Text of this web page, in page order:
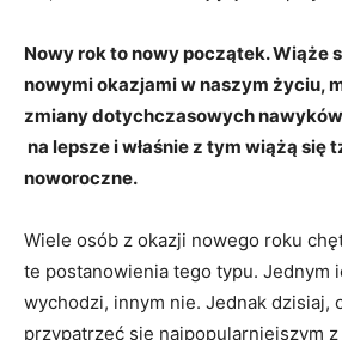
Nowy rok to nowy początek. Wiąże
nowymi okazjami w naszym życiu,
zmiany dotychczasowych
na lepsze i właśnie z tym wiążą się
noworoczne.
Wiele osób z okazji nowego roku
te postanowienia tego typu. Jednym
wychodzi, innym nie. Jednak dzisiaj,
przypatrzeć się najpopularniejszym